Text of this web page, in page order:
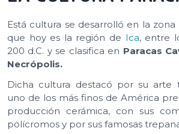
Está cultura se desarrolló en la
que hoy es la región de Ica, entre
200 d.C. y se clasifica en Paracas
Necrópolis.
Dicha cultura destacó por su arte
uno de los más finos de América
producción cerámica, con sus
polícromos y por sus famosas